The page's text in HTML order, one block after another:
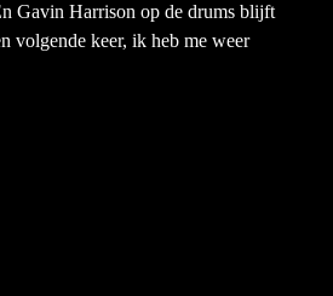
Gavin Harrison op de drums blijft
volgende keer, ik heb me weer